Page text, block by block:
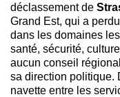
déclassement de
Grand Est, qui a
dans les domaines
santé, sécurité,
aucun conseil
sa direction politique.
navette entre les